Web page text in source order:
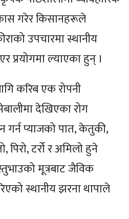
गरेर किसानहरूले
उपचारमा स्थानीय
प्रयोगमा ल्याएका हुन् ।
करिब एक रोपनी
देखिएका रोग
गर्न प्याजको पात, केतुकी,
टर्रो र अमिलो हुने
मूत्रबाट जैविक
स्थानीय झरना थापाले